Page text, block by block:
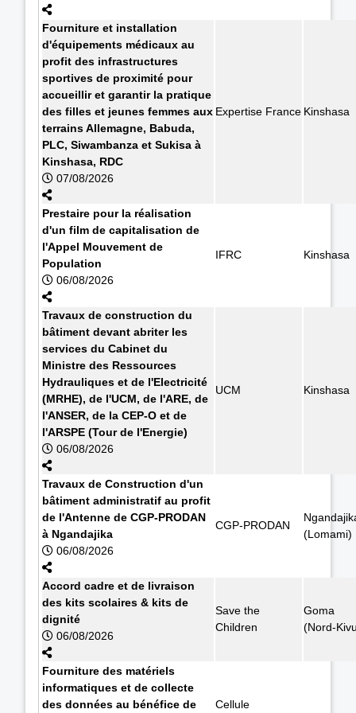
Fourniture et installation
d'équipements médicaux au
profit des infrastructures
sportives de proximité pour
accueillir et garantir la pratique
des filles et jeunes femmes aux
terrains Allemagne, Babuda,
PLC, Siwambanza et Sukisa à
Kinshasa, RDC
07/08/2026
Expertise France Kinshasa
Prestaire pour la réalisation
d'un film de capitalisation de
l'Appel Mouvement de
Population
06/08/2026
IFRC Kinshasa
Travaux de construction du
bâtiment devant abriter les
services du Cabinet du
Ministre des Ressources
Hydrauliques et de l'Electricité
(MRHE), de l'UCM, de l'ARE, de
l'ANSER, de la CEP-O et de
l'ARSPE (Tour de l'Energie)
06/08/2026
UCM Kinshasa
Travaux de Construction d'un
bâtiment administratif au profit
de l'Antenne de CGP-PRODAN
à Ngandajika
06/08/2026
CGP-PRODAN
(Lomami)
Accord cadre et de livraison
des kits scolaires & kits de
dignité
06/08/2026
Save the
Children
Goma
(Nord-
Fourniture des matériels
informatiques et de collecte
des données au bénéfice de
Cellule